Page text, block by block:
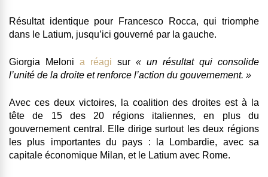
Résultat identique pour Francesco Rocca, qui triomphe
dans le Latium, jusqu’ici gouverné par la gauche.
Giorgia Meloni a réagi sur « un résultat qui consolide
l’unité de la droite et renforce l’action du gouvernement. »
Avec ces deux victoires, la coalition des droites est à la
tête de 15 des 20 régions italiennes, en plus du
gouvernement central. Elle dirige surtout les deux régions
les plus importantes du pays : la Lombardie, avec sa
capitale économique Milan, et le Latium avec Rome.